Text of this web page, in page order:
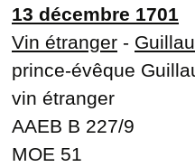
13 décembre 1701
Vin étranger -
prince-évêque
vin étranger
AAEB B 227/9
MOE 51